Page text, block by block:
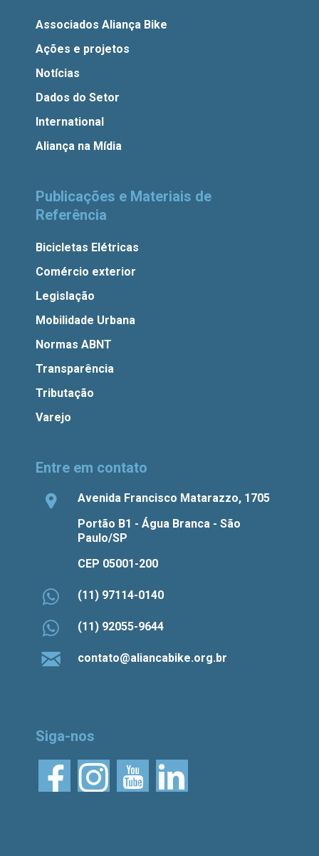
Associados Aliança Bike
Ações e projetos
Notícias
Dados do Setor
International
Aliança na Mídia
Publicações e Materiais de
Referência
Bicicletas Elétricas
Comércio exterior
Legislação
Mobilidade Urbana
Normas ABNT
Transparência
Tributação
Varejo
Entre em contato
Avenida Francisco Matarazzo, 1705
Portão B1 - Água Branca - São
Paulo/SP
CEP 05001-200
(11) 97114-0140
(11) 92055-9644
contato@aliancabike.org.br
Siga-nos